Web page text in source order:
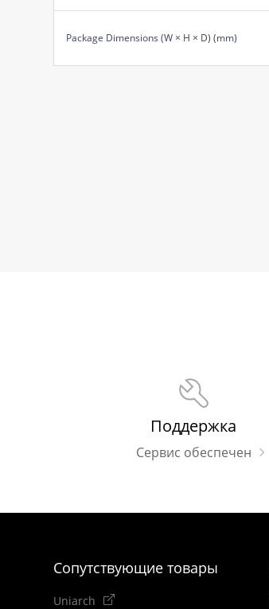
Package Dimensions (W × H × D) (mm)
Поддержка
Сервис обеспечен
Сопутствующие товары
Uniarch